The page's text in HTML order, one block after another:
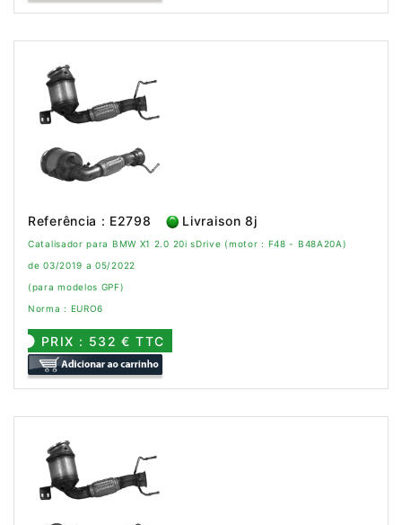
Referência : E2798 Livraison 8j
Catalisador para BMW X1 2.0 20i sDrive (motor : F48 - B48A20A)
de 03/2019 a 05/2022
(para modelos GPF)
Norma : EURO6
PRIX : 532 € TTC